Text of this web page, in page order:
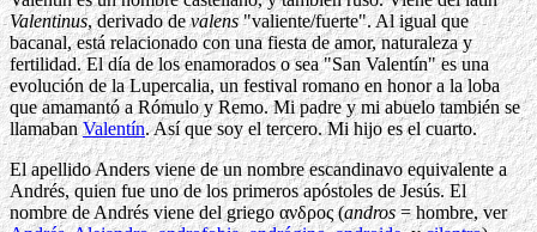
Valentinus, derivado devalens"valiente/fuerte". Al igual que
bacanal, está relacionado con una fiesta de amor, naturaleza y
fertilidad. El día de los enamorados o sea "San Valentín" es una
evolución de la Lupercalia, un festival romano en honor a la loba
que amamantó a Rómulo y Remo. Mi padre y mi abuelo también se
llamabanValentín. Así que soy el tercero. Mi hijo es el cuarto.
El apellido Anders viene de un nombre escandinavo equivalente a
Andrés, quien fue uno de los primeros apóstoles de Jesús. El
nombre de Andrés viene del griego ανδρος (andros= hombre, ver